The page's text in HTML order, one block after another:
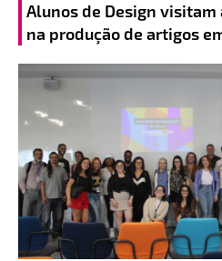
Alunos de Design visitam
na produção de artigos